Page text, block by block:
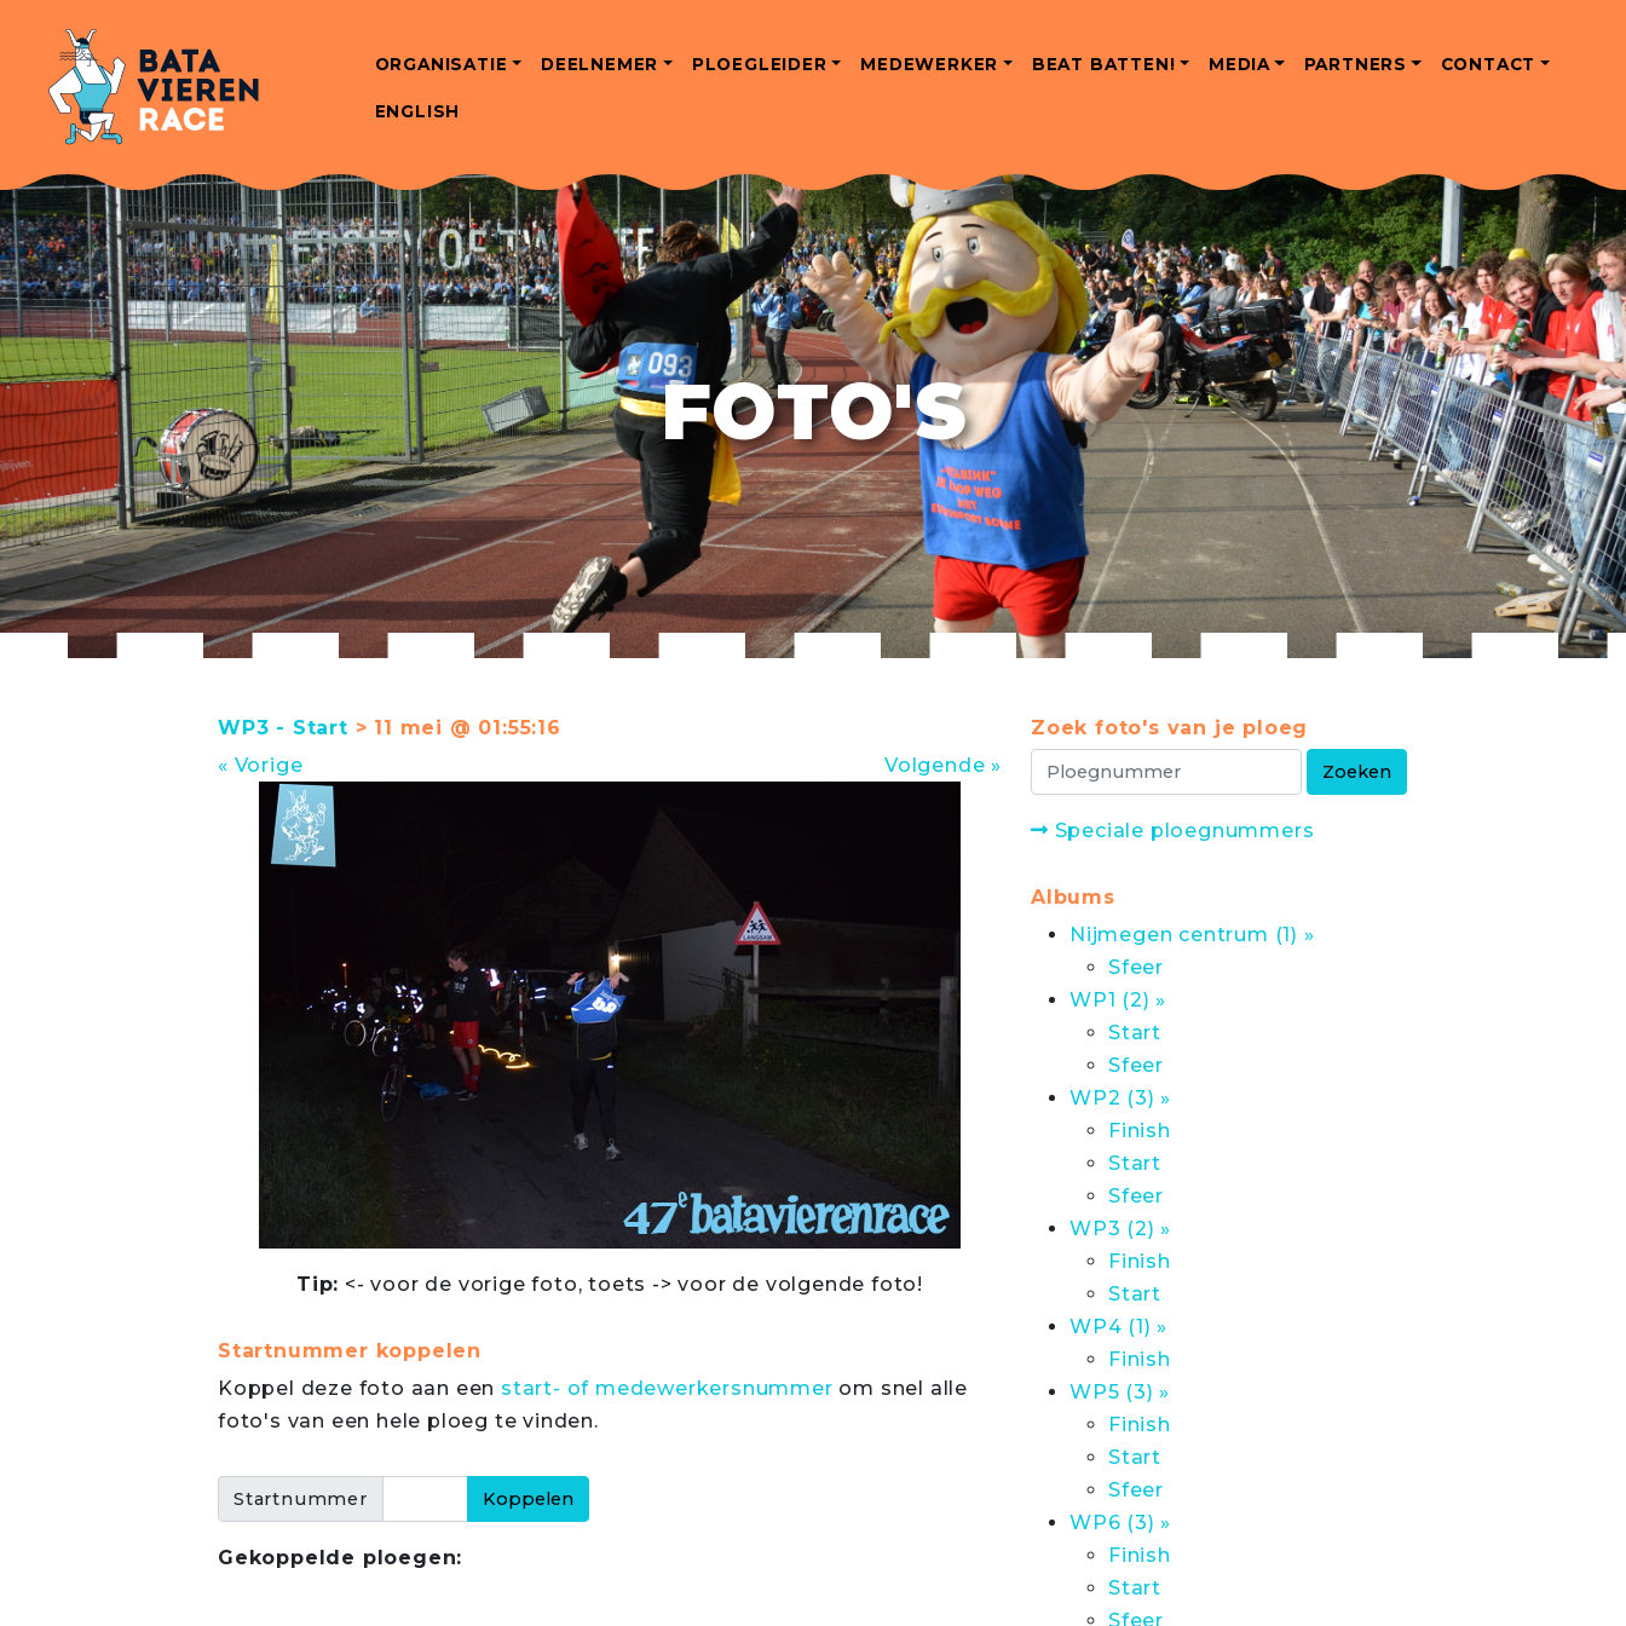
ORGANISATIE DEELNEMER PLOEGLEIDER MEDEWERKER BEAT BATTEN! MEDIA PARTNERS CONTACT
ENGLISH
FOTO'S
WP3 - Start > 11 mei @ 01:55:16
« Vorige
Volgende »
Tip: <- voor de vorige foto, toets -> voor de volgende foto!
Startnummer koppelen
Koppel deze foto aan een start- of medewerkersnummer om snel alle
foto's van een hele ploeg te vinden.
Startnummer
Gekoppelde ploegen:
Zoek foto's van je ploeg
Speciale ploegnummers
Albums
Nijmegen centrum (1) »
Sfeer
WP1 (2) »
Start
Sfeer
WP2 (3) »
Finish
Start
Sfeer
WP3 (2) »
Finish
Start
WP4 (1) »
Finish
WP5 (3) »
Finish
Start
Sfeer
WP6 (3) »
Finish
Start
Sfeer